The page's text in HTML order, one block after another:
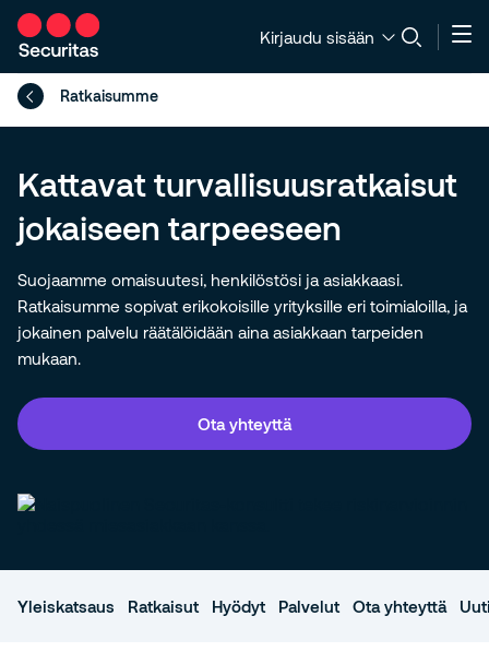
Kirjaudu sisään
Ratkaisumme
Kattavat turvallisuusratkaisut
jokaiseen tarpeeseen
Suojaamme omaisuutesi, henkilöstösi ja asiakkaasi.
Ratkaisumme sopivat erikokoisille yrityksille eri toimialoilla, ja
jokainen palvelu räätälöidään aina asiakkaan tarpeiden
mukaan.
Ota yhteyttä
Yleiskatsaus Ratkaisut Hyödyt Palvelut Ota yhteyttä